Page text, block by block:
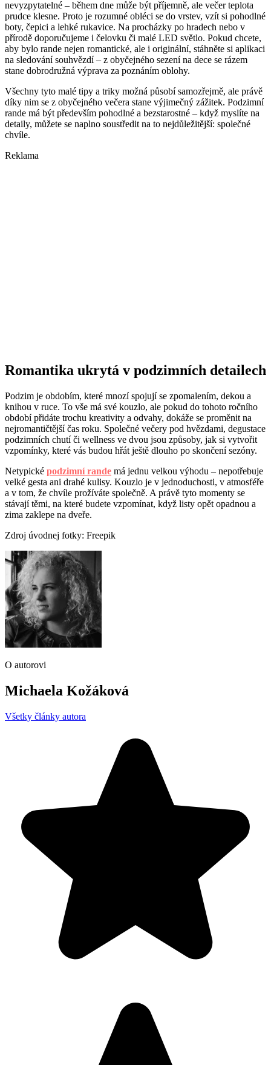
nevyzpytatelné – během dne může být příjemně, ale večer teplota
prudce klesne. Proto je rozumné obléci se do vrstev, vzít si pohodlné
boty, čepici a lehké rukavice. Na procházky po hradech nebo v
přírodě doporučujeme i čelovku či malé LED světlo. Pokud chcete,
aby bylo rande nejen romantické, ale i originální, stáhněte si aplikaci
na sledování souhvězdí – z obyčejného sezení na dece se rázem
stane dobrodružná výprava za poznáním oblohy.
Všechny tyto malé tipy a triky možná působí samozřejmě, ale právě
díky nim se z obyčejného večera stane výjimečný zážitek. Podzimní
rande má být především pohodlné a bezstarostné – když myslíte na
detaily, můžete se naplno soustředit na to nejdůležitější: společné
chvíle.
Reklama
Romantika ukrytá v podzimních detailech
Podzim je obdobím, které mnozí spojují se zpomalením, dekou a
knihou v ruce. To vše má své kouzlo, ale pokud do tohoto ročního
období přidáte trochu kreativity a odvahy, dokáže se proměnit na
nejromantičtější čas roku. Společné večery pod hvězdami, degustace
podzimních chutí či wellness ve dvou jsou způsoby, jak si vytvořit
vzpomínky, které vás budou hřát ještě dlouho po skončení sezóny.
Netypické podzimní rande má jednu velkou výhodu – nepotřebuje
velké gesta ani drahé kulisy. Kouzlo je v jednoduchosti, v atmosféře
a v tom, že chvíle prožíváte společně. A právě tyto momenty se
stávají těmi, na které budete vzpomínat, když listy opět opadnou a
zima zaklepe na dveře.
Zdroj úvodnej fotky: Freepik
O autorovi
Michaela Kožáková
Všetky články autora